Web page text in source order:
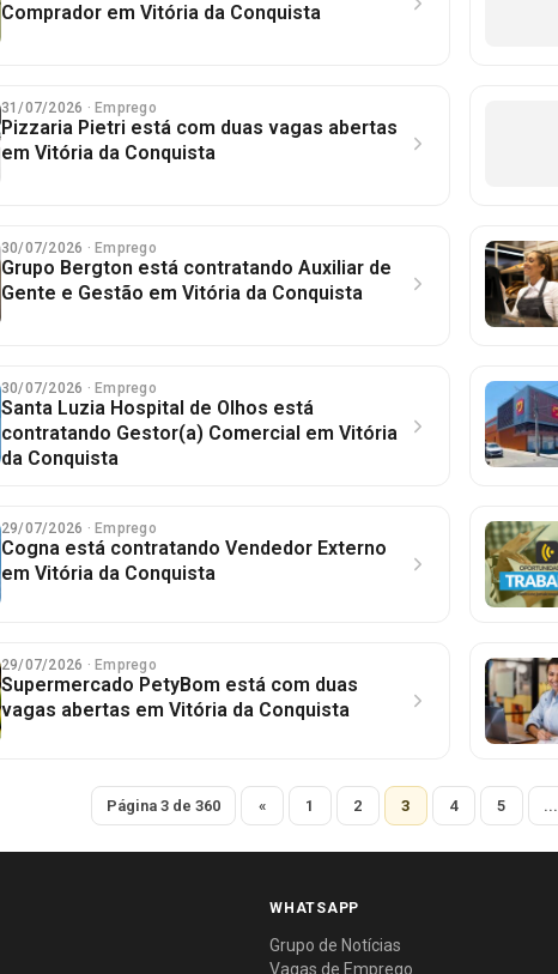
Comprador em Vitória da Conquista
31/07/2026 · Emprego
Pizzaria Pietri está com duas vagas abertas
em Vitória da Conquista
30/07/2026 · Emprego
Grupo Bergton está contratando Auxiliar de
Gente e Gestão em Vitória da Conquista
30/07/2026 · Emprego
Santa Luzia Hospital de Olhos está
contratando Gestor(a) Comercial em Vitória
da Conquista
29/07/2026 · Emprego
Cogna está contratando Vendedor Externo
em Vitória da Conquista
29/07/2026 · Emprego
Supermercado PetyBom está com duas
vagas abertas em Vitória da Conquista
Página 3 de 360 « 1 2 3 4 5 ...
WHATSAPP
Grupo de Notícias
Vagas de Emprego